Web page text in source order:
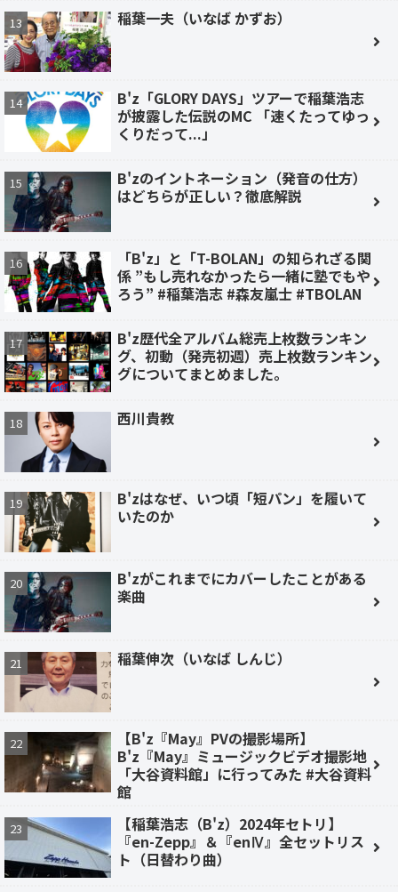
稲葉一夫（いなば かずお）
B'z「GLORY DAYS」ツアーで稲葉浩志
が披露した伝説のMC 「速くたってゆっ
くりだって...」
B'zのイントネーション（発音の仕方）
はどちらが正しい？徹底解説
「B'z」と「T-BOLAN」の知られざる関
係 ”もし売れなかったら一緒に塾でもや
ろう” #稲葉浩志 #森友嵐士 #TBOLAN
B'z歴代全アルバム総売上枚数ランキン
グ、初動（発売初週）売上枚数ランキン
グについてまとめました。
西川貴教
B'zはなぜ、いつ頃「短パン」を履いて
いたのか
B'zがこれまでにカバーしたことがある
楽曲
稲葉伸次（いなば しんじ）
【B'z『May』PVの撮影場所】
B'z『May』ミュージックビデオ撮影地
「大谷資料館」に行ってみた #大谷資料
館
【稲葉浩志（B'z）2024年セトリ】
『en-Zepp』＆『enⅣ』全セットリス
ト（日替わり曲）